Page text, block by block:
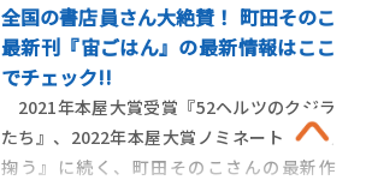
の捜査小説の正統派として今なお厚い人気
を得ているのが、今野敏の東京湾臨海署安
積班シリーズである。 本書はその最新刊
で、全一〇篇からなる連作短篇集。 […]
全国の書店員さん大絶賛！ 町田そのこ
最新刊『宙ごはん』の最新情報はここ
でチェック!!
2021年本屋大賞受賞『52ヘルツのクジラ
たち』、2022年本屋大賞ノミネート『星を
掬う』に続く、町田そのこさんの最新作